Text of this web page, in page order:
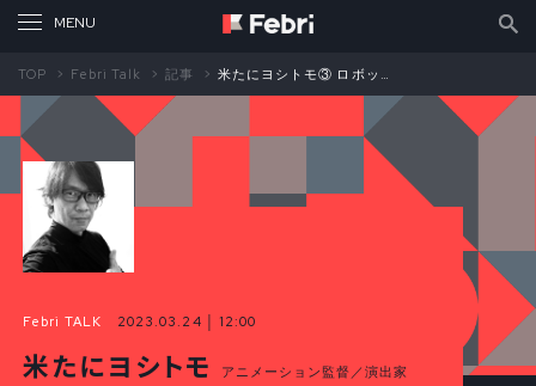
TOP Febri Talk 記事 米たにヨシトモ③ ロボットアニメの熱量を引き継ぎたい その思いが生んだ『勇者王ガオガイガー』
Febri TALK 2023.03.24 │ 12:00
米たにヨシトモ アニメーション監督／演出家